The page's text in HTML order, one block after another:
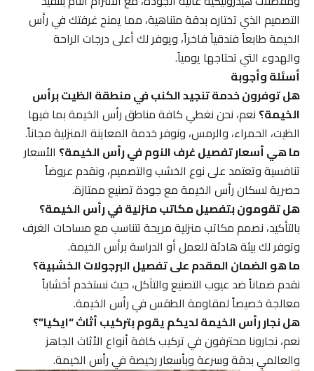
التصميم الذي تختاره بدقة متناهية، مما يمنح غرفتك في رأس
الخيمة طابعاً فندقياً فاخراً، ويوفر لك أعلى درجات الراحة
والهدوء التي تحتاجها يومياً.
أسئلة وأجوبة
هل توفرون خدمة تنجيد الكنب في منطقة الظيت برأس
الخيمة؟نعم، نحن نغطي كافة مناطق رأس الخيمة بما فيها
الظيت، الحمراء، والرمس، ونوفر خدمة المعاينة المنزلية مجاناً.
ما هي أسعار تفصيل غرف النوم في رأس الخيمة؟الأسعار
تنافسية وتعتمد على نوع الخشب والتصميم، ونقدم عروضاً
حصرية لسكان رأس الخيمة مع جودة تصنيع ممتازة.
هل تقومون بتفصيل مكاتب منزلية في رأس الخيمة؟
بالتأكيد، نصمم مكاتب منزلية مريحة تتناسب مع مساحات الغرف
وتوفر لك بيئة هادئة للعمل أو الدراسة برأس الخيمة.
ما هو الضمان المقدم على تفصيل البرجولات الخشبية؟
نقدم ضماناً ضد عيوب التصنيع والتآكل، حيث نستخدم أخشاباً
معالجة خصيصاً لمقاومة الطقس في رأس الخيمة.
هل نجار رأس الخيمة لديكم يقوم بتركيب أثاث “ايكيا”؟
نعم، نجارونا محترفون في تركيب كافة أنواع الأثاث الجاهز
والعالمي بدقة وسرعة وبأسعار رخيصة في رأس الخيمة.